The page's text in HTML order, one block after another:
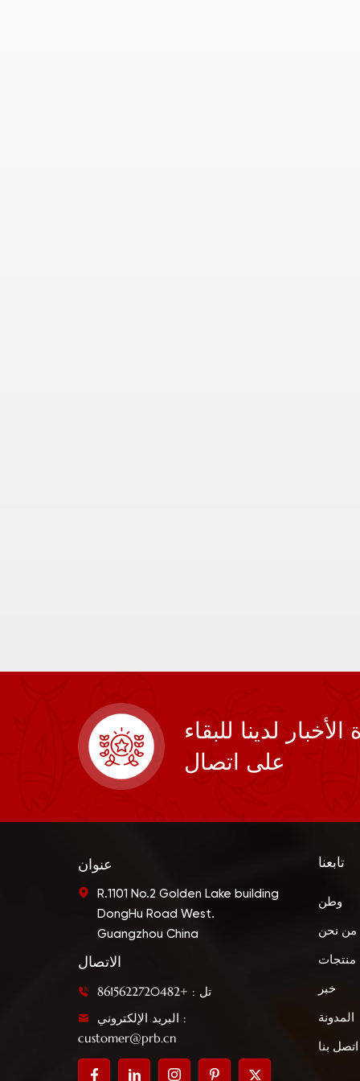
لدينا للبقاء
على اتصال
عنوان
R.1101 No.2 Golden Lake building
DongHu Road West.
Guangzhou China
الاتصال
تل : +8615622720482
البريد الإلكتروني :
customer@prb.cn
تابعنا
وطن
من نحن
منتجات
خبر
المدونة
اتصل بنا